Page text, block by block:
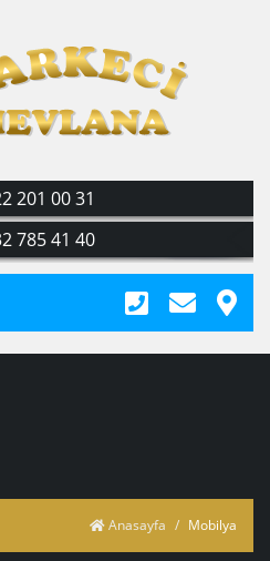
201 00 31
785 41 40
Anasayfa Mobilya